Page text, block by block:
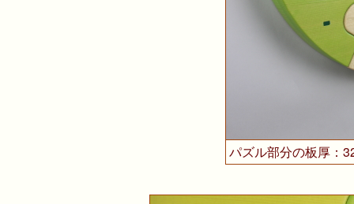
パズル部分の板厚